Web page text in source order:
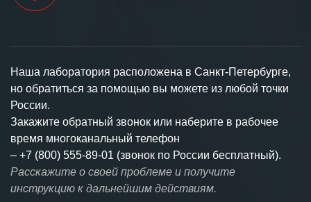
Наша лаборатория расположена в Санкт-Петербурге,
но обратиться за помощью вы можете из любой точки
России.
Закажите обратный звонок или наберите в рабочее
время многоканальный телефон
– +7 (800) 555-89-01 (звонок по России бесплатный).
Расскажите о своей проблеме и получите
инструкцию к дальнейшим действиям.